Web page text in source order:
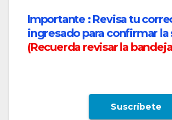
Importante :Revisa tu
ingresado para confirmar la
(Recuerda revisar la